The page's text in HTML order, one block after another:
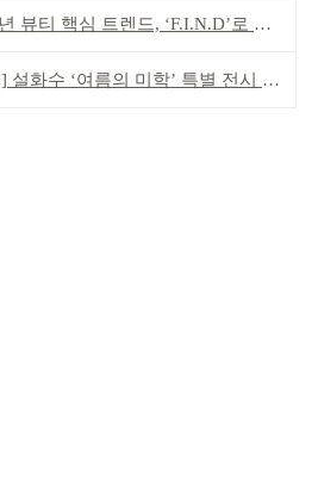
뷰티 핵심 트렌드, ‘F.I.N.D’로 읽는다
화수 ‘여름의 미학’ 특별 전시 개최